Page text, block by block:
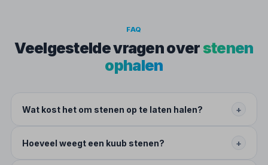
FAQ
Veelgestelde vragen over stenen
ophalen
Wat kost het om stenen op te laten halen? +
Hoeveel weegt een kuub stenen? +